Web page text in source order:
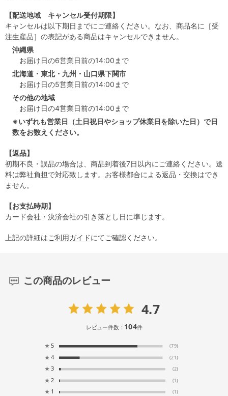
【配送地域 キャンセル受付期限】
キャンセルは以下期日までにご連絡ください。なお、商品名に［受
注生産品］の表記がある商品はキャンセルできません。
沖縄県
お届け日の6営業日前の14:00まで
北海道・東北・九州・山口県下関市
お届け日の5営業日前の14:00まで
その他の地域
お届け日の4営業日前の14:00まで
※いずれも営業日（土日祝日やショップ休業日を除いた日）で日
数をお数えください。
【返品】
初期不良・誤品の場合は、商品到着後7日以内にご連絡ください。送
料は弊社負担で対応致します。お客様都合による返品・交換はでき
ません。
【お支払時期】
カード会社・決済会社の引き落とし日に準じます。
上記の詳細はご利用ガイドにてご確認ください。
この商品のレビュー
4.7
レビュー件数： 104件
★ 5 (79)
★ 4 (21)
★ 3 (2)
★ 2 (1)
★ 1 (1)